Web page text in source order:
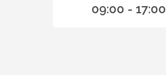
09:00 - 17:00